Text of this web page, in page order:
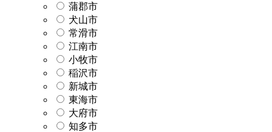
蒲郡市
犬山市
常滑市
江南市
小牧市
稲沢市
新城市
東海市
大府市
知多市